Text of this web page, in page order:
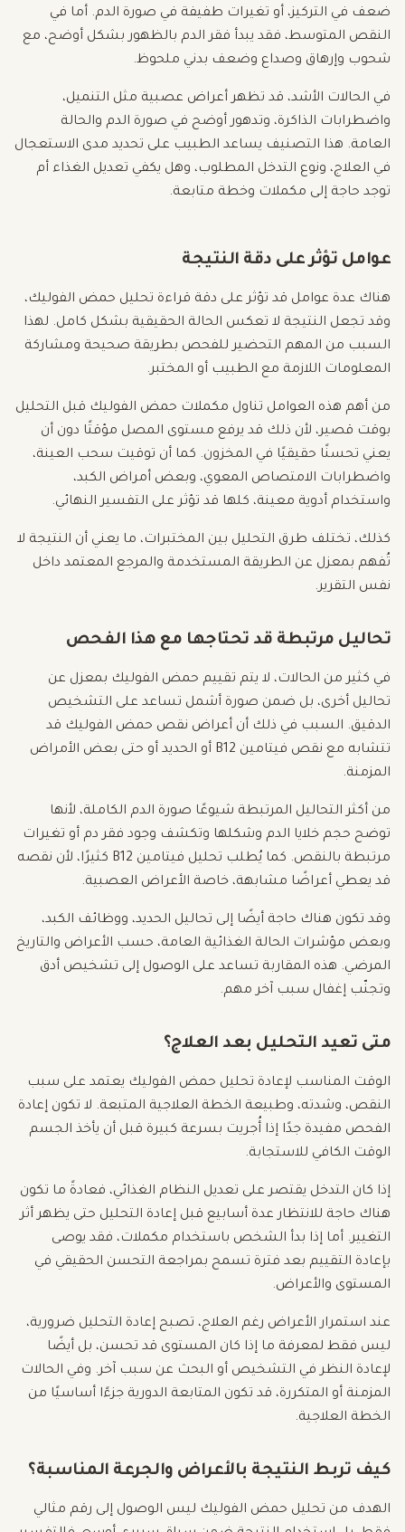
ضعف في التركيز، أو تغيرات طفيفة في صورة الدم. أما في
النقص المتوسط، فقد يبدأ فقر الدم بالظهور بشكل أوضح، مع
شحوب وإرهاق وصداع وضعف بدني ملحوظ.
في الحالات الأشد، قد تظهر أعراض عصبية مثل التنميل،
واضطرابات الذاكرة، وتدهور أوضح في صورة الدم والحالة
العامة. هذا التصنيف يساعد الطبيب على تحديد مدى الاستعجال
في العلاج، ونوع التدخل المطلوب، وهل يكفي تعديل الغذاء أم
توجد حاجة إلى مكملات وخطة متابعة.
عوامل تؤثر على دقة النتيجة
هناك عدة عوامل قد تؤثر على دقة قراءة تحليل حمض الفوليك،
وقد تجعل النتيجة لا تعكس الحالة الحقيقية بشكل كامل. لهذا
السبب من المهم التحضير للفحص بطريقة صحيحة ومشاركة
المعلومات اللازمة مع الطبيب أو المختبر.
من أهم هذه العوامل تناول مكملات حمض الفوليك قبل التحليل
بوقت قصير، لأن ذلك قد يرفع مستوى المصل مؤقتًا دون أن
يعني تحسنًا حقيقيًا في المخزون. كما أن توقيت سحب العينة،
واضطرابات الامتصاص المعوي، وبعض أمراض الكبد،
واستخدام أدوية معينة، كلها قد تؤثر على التفسير النهائي.
كذلك، تختلف طرق التحليل بين المختبرات، ما يعني أن النتيجة لا
تُفهم بمعزل عن الطريقة المستخدمة والمرجع المعتمد داخل
نفس التقرير.
تحاليل مرتبطة قد تحتاجها مع هذا الفحص
في كثير من الحالات، لا يتم تقييم حمض الفوليك بمعزل عن
تحاليل أخرى، بل ضمن صورة أشمل تساعد على التشخيص
الدقيق. السبب في ذلك أن أعراض نقص حمض الفوليك قد
تتشابه مع نقص فيتامين B12 أو الحديد أو حتى بعض الأمراض
المزمنة.
من أكثر التحاليل المرتبطة شيوعًا صورة الدم الكاملة، لأنها
توضح حجم خلايا الدم وشكلها وتكشف وجود فقر دم أو تغيرات
مرتبطة بالنقص. كما يُطلب تحليل فيتامين B12 كثيرًا، لأن نقصه
قد يعطي أعراضًا مشابهة، خاصة الأعراض العصبية.
وقد تكون هناك حاجة أيضًا إلى تحاليل الحديد، ووظائف الكبد،
وبعض مؤشرات الحالة الغذائية العامة، حسب الأعراض والتاريخ
المرضي. هذه المقاربة تساعد على الوصول إلى تشخيص أدق
وتجنّب إغفال سبب آخر مهم.
متى تعيد التحليل بعد العلاج؟
الوقت المناسب لإعادة تحليل حمض الفوليك يعتمد على سبب
النقص، وشدته، وطبيعة الخطة العلاجية المتبعة. لا تكون إعادة
الفحص مفيدة جدًا إذا أُجريت بسرعة كبيرة قبل أن يأخذ الجسم
الوقت الكافي للاستجابة.
إذا كان التدخل يقتصر على تعديل النظام الغذائي، فعادةً ما تكون
هناك حاجة للانتظار عدة أسابيع قبل إعادة التحليل حتى يظهر أثر
التغيير. أما إذا بدأ الشخص باستخدام مكملات، فقد يوصى
بإعادة التقييم بعد فترة تسمح بمراجعة التحسن الحقيقي في
المستوى والأعراض.
عند استمرار الأعراض رغم العلاج، تصبح إعادة التحليل ضرورية،
ليس فقط لمعرفة ما إذا كان المستوى قد تحسن، بل أيضًا
لإعادة النظر في التشخيص أو البحث عن سبب آخر. وفي الحالات
المزمنة أو المتكررة، قد تكون المتابعة الدورية جزءًا أساسيًا من
الخطة العلاجية.
كيف تربط النتيجة بالأعراض والجرعة المناسبة؟
الهدف من تحليل حمض الفوليك ليس الوصول إلى رقم مثالي